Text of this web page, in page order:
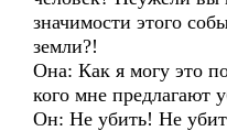
значимости этого
земли?!
Она: Как я могу это
кого мне предлагают
Он: Не убить! Не